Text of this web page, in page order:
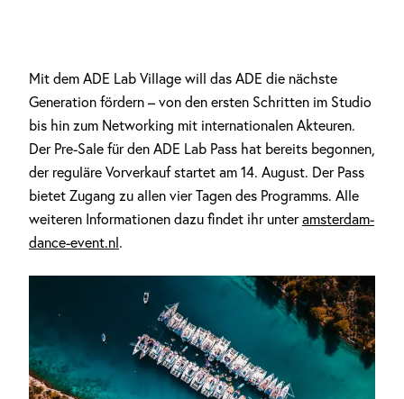
Mit dem ADE Lab Village will das ADE die nächste
Generation fördern – von den ersten Schritten im Studio
bis hin zum Networking mit internationalen Akteuren.
Der Pre-Sale für den ADE Lab Pass hat bereits begonnen,
der reguläre Vorverkauf startet am 14. August. Der Pass
bietet Zugang zu allen vier Tagen des Programms. Alle
weiteren Informationen dazu findet ihr unteramsterdam-
dance-event.nl.